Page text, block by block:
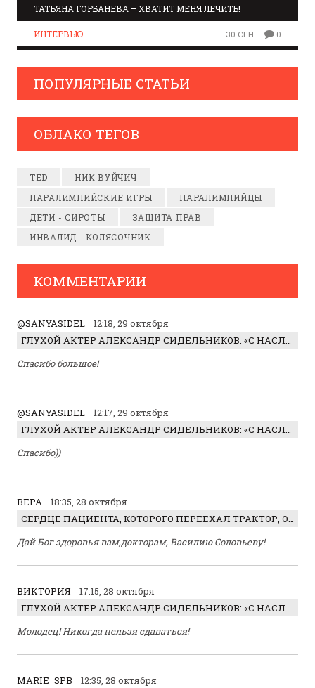
ТАТЬЯНА ГОРБАНЕВА – ХВАТИТ МЕНЯ ЛЕЧИТЬ!
ИНТЕРВЬЮ 30 СЕН 0
ПОПУЛЯРНЫЕ СТАТЬИ
ОБЛАКО ТЕГОВ
TED
НИК ВУЙЧИЧ
ПАРАЛИМПИЙСКИЕ ИГРЫ
ПАРАЛИМПИЙЦЫ
ДЕТИ - СИРОТЫ
ЗАЩИТА ПРАВ
ИНВАЛИД - КОЛЯСОЧНИК
КОММЕНТАРИИ
@SANYASIDEL
12:18, 29 октября
ГЛУХОЙ АКТЕР АЛЕКСАНДР СИДЕЛЬНИКОВ: «С НАСЛАЖДЕНИЕМ ИГРАЛ ОТРИЦАТЕЛЬНОГО ГЕРОЯ!»
Спасибо большое!
@SANYASIDEL
12:17, 29 октября
ГЛУХОЙ АКТЕР АЛЕКСАНДР СИДЕЛЬНИКОВ: «С НАСЛАЖДЕНИЕМ ИГРАЛ ОТРИЦАТЕЛЬНОГО ГЕРОЯ!»
Спасибо))
ВЕРА
18:35, 28 октября
СЕРДЦЕ ПАЦИЕНТА, КОТОРОГО ПЕРЕЕХАЛ ТРАКТОР, ОБНАРУЖИЛИ… В ЖИВОТЕ
Дай Бог здоровья вам,докторам, Василию Соловьеву!
ВИКТОРИЯ
17:15, 28 октября
ГЛУХОЙ АКТЕР АЛЕКСАНДР СИДЕЛЬНИКОВ: «С НАСЛАЖДЕНИЕМ ИГРАЛ ОТРИЦАТЕЛЬНОГО ГЕРОЯ!»
Молодец! Никогда нельзя сдаваться!
MARIE_SPB
12:35, 28 октября